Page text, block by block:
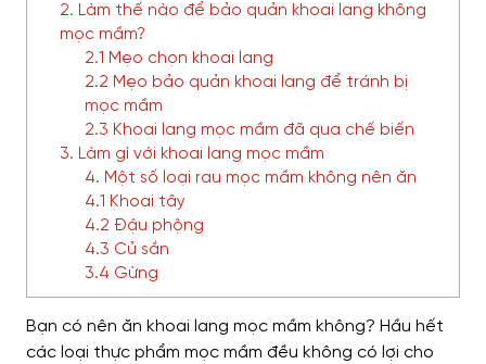
2. Làm thế nào để bảo quản khoai lang không
mọc mầm?
2.1 Mẹo chọn khoai lang
2.2 Mẹo bảo quản khoai lang để tránh bị
mọc mầm
2.3 Khoai lang mọc mầm đã qua chế biến
3. Làm gì với khoai lang mọc mầm
4. Một số loại rau mọc mầm không nên ăn
4.1 Khoai tây
4.2 Đậu phộng
4.3 Củ sắn
3.4 Gừng
Bạn có nên ăn khoai lang mọc mầm không? Hầu hết
các loại thực phẩm mọc mầm đều không có lợi cho